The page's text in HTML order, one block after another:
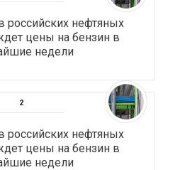
российских нефтяных
цены на бензин в
недели
российских нефтяных
цены на бензин в
недели